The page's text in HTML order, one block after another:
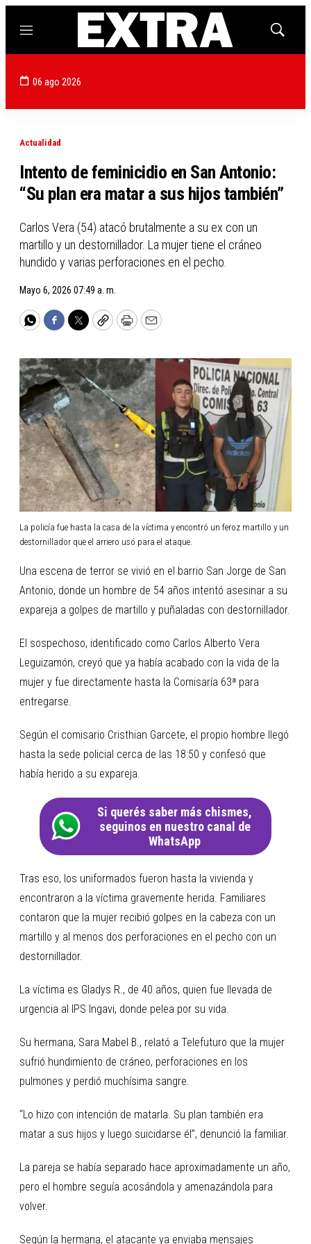
Menú
Mostrar
06 ago 2026
Actualidad
Intento de feminicidio en San Antonio:
“Su plan era matar a sus hijos también”
Carlos Vera (54) atacó brutalmente a su ex con un
martillo y un destornillador. La mujer tiene el cráneo
hundido y varias perforaciones en el pecho.
Mayo 6, 2026 07:49 a. m.
WhatsApp
Facebook
TwitterCopyPrintEmail
La policía fue hasta la casa de la víctima y encontró un feroz martillo y un
destornillador que el arriero usó para el ataque.
Una escena de terror se vivió en el barrio San Jorge de San
Antonio, donde un hombre de 54 años intentó asesinar a su
expareja a golpes de martillo y puñaladas con destornillador.
El sospechoso, identificado como Carlos Alberto Vera
Leguizamón, creyó que ya había acabado con la vida de la
mujer y fue directamente hasta la Comisaría 63ª para
entregarse.
Según el comisario Cristhian Garcete, el propio hombre llegó
hasta la sede policial cerca de las 18:50 y confesó que
había herido a su expareja.
Si querés saber más chismes,
seguinos en nuestro canal de
WhatsApp
Tras eso, los uniformados fueron hasta la vivienda y
encontraron a la víctima gravemente herida. Familiares
contaron que la mujer recibió golpes en la cabeza con un
martillo y al menos dos perforaciones en el pecho con un
destornillador.
La víctima es Gladys R., de 40 años, quien fue llevada de
urgencia al IPS Ingavi, donde pelea por su vida.
Su hermana, Sara Mabel B., relató a Telefuturo que la mujer
sufrió hundimiento de cráneo, perforaciones en los
pulmones y perdió muchísima sangre.
“Lo hizo con intención de matarla. Su plan también era
matar a sus hijos y luego suicidarse él”, denunció la familiar.
La pareja se había separado hace aproximadamente un año,
pero el hombre seguía acosándola y amenazándola para
volver.
Según la hermana, el atacante ya enviaba mensajes